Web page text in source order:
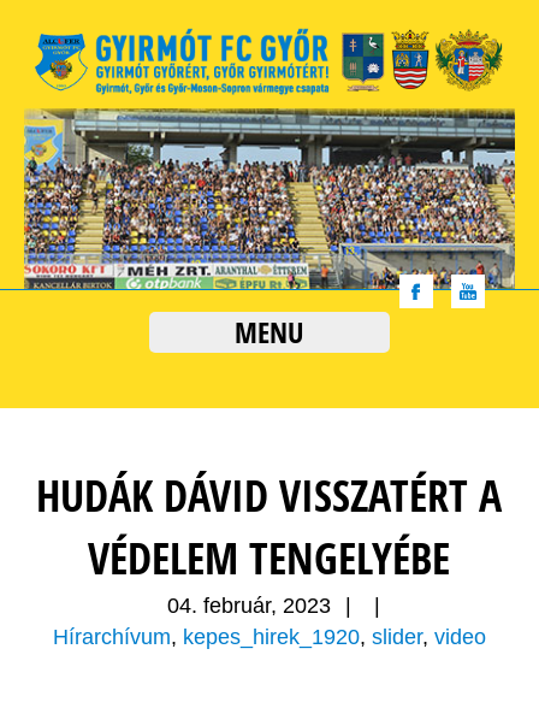
MENU
HUDÁK DÁVID VISSZATÉRT A
VÉDELEM TENGELYÉBE
04. február, 2023
Hírarchívum, kepes_hirek_1920, slider, video